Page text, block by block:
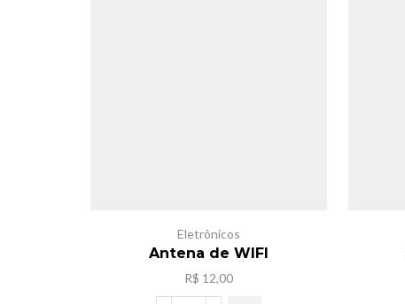
Eletrônicos
Antena de WIFI
R$ 12,00